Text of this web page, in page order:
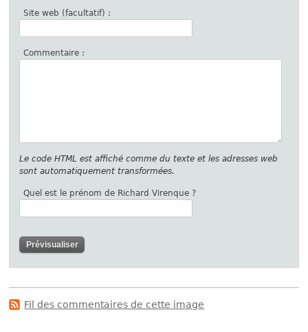
Site web (facultatif) :
Commentaire :
Le code HTML est affiché comme du texte et les adresses web
sont automatiquement transformées.
Quel est le prénom de Richard Virenque ?
Fil des commentaires de cette image